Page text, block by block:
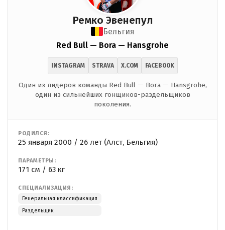
Ремко Эвенепул
Бельгия
Red Bull — Bora — Hansgrohe
INSTAGRAM STRAVA X.COM FACEBOOK
Один из лидеров команды Red Bull — Bora — Hansgrohe,
один из сильнейших гонщиков-раздельщиков
поколения.
РОДИЛСЯ:
25 января 2000 / 26 лет (Алст, Бельгия)
ПАРАМЕТРЫ:
171 см / 63 кг
СПЕЦИАЛИЗАЦИЯ:
Генеральная классификация
Раздельщик